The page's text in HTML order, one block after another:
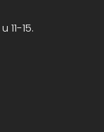
11-15.